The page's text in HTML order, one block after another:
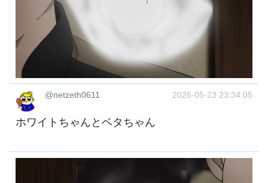
@netzeth0611 2026-05-23 23:34:05
ホワイトちゃんとベタちゃん